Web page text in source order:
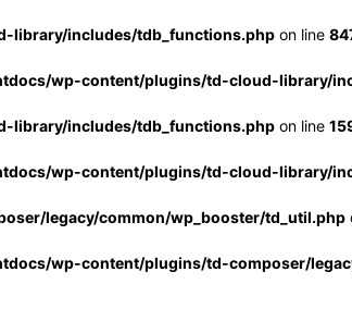
library/includes/tdb_functions.php on line
wp-content/plugins/td-cloud-library/
library/includes/tdb_functions.php on line
wp-content/plugins/td-cloud-library/
legacy/common/wp_booster/td_util.php
wp-content/plugins/td-composer/